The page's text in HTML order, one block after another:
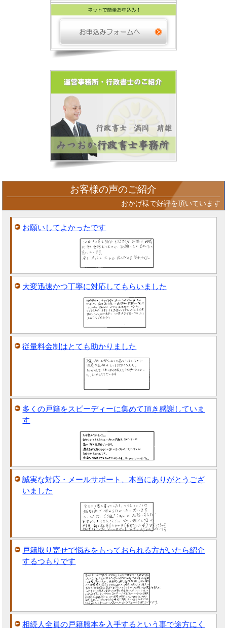
お客様の声のご紹介
おかげ様で好評を頂いています
お願いしてよかったです
大変迅速かつ丁寧に対応してもらいました
従量料金制はとても助かりました
多くの戸籍をスピーディーに集めて頂き感謝していま
す
誠実な対応・メールサポート、本当にありがとうござ
いました
戸籍取り寄せで悩みをもっておられる方がいたら紹介
するつもりです
相続人全員の戸籍謄本を入手するという事で途方にく